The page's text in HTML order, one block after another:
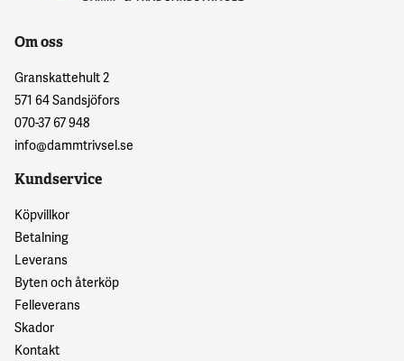
Om oss
Granskattehult 2
571 64 Sandsjöfors
070-37 67 948
info@dammtrivsel.se
Kundservice
Köpvillkor
Betalning
Leverans
Byten och återköp
Felleverans
Skador
Kontakt